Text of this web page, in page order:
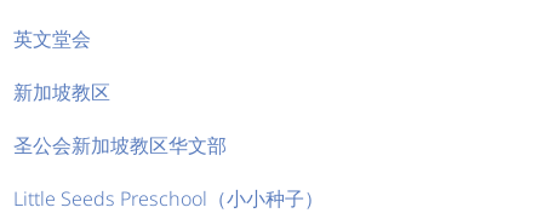
英文堂会
新加坡教区
圣公会新加坡教区华文部
Little Seeds Preschool（小小种子）